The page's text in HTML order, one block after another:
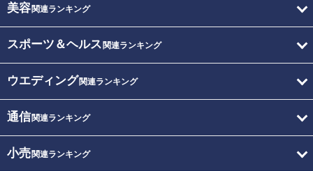
美容関連ランキング
スポーツ＆ヘルス 関連ランキング
ウエディング関連ランキング
通信関連ランキング
小売関連ランキング